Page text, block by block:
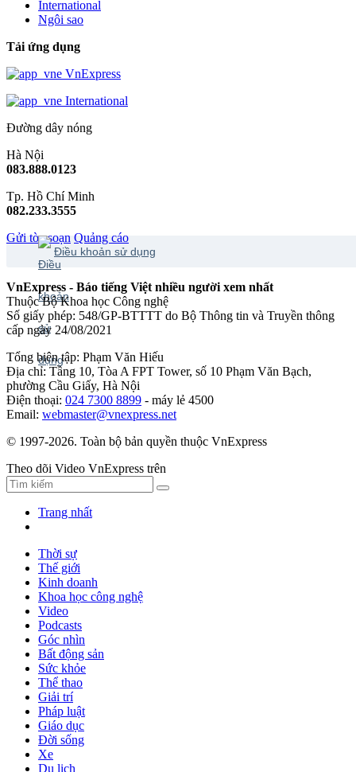
International
Ngôi sao
Tải ứng dụng
VnExpress
International
Đường dây nóng
Hà Nội
083.888.0123
Tp. Hồ Chí Minh
082.233.3555
Gửi tòa soạn Quảng cáo
Điều khoản sử dụng
VnExpress - Báo tiếng Việt nhiều người xem nhất
Thuộc Bộ Khoa học Công nghệ
Số giấy phép: 548/GP-BTTTT do Bộ Thông tin và Truyền thông
cấp ngày 24/08/2021
Tổng biên tập: Phạm Văn Hiếu
Địa chỉ: Tầng 10, Tòa A FPT Tower, số 10 Phạm Văn Bạch,
phường Cầu Giấy, Hà Nội
Điện thoại: 024 7300 8899 - máy lẻ 4500
Email: webmaster@vnexpress.net
© 1997-2026. Toàn bộ bản quyền thuộc VnExpress
Theo dõi Video VnExpress trên
Trang nhất
Thời sự
Thế giới
Kinh doanh
Khoa học công nghệ
Video
Podcasts
Góc nhìn
Bất động sản
Sức khỏe
Thể thao
Giải trí
Pháp luật
Giáo dục
Đời sống
Xe
Du lịch